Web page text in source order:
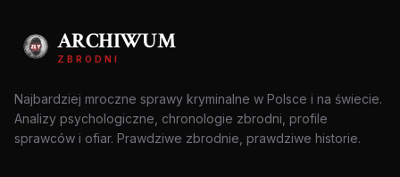
ARCHIWUM
ZBRODNI
Najbardziej mroczne sprawy kryminalne w Polsce i na świecie.
Analizy psychologiczne, chronologie zbrodni, profile
sprawców i ofiar. Prawdziwe zbrodnie, prawdziwe historie.